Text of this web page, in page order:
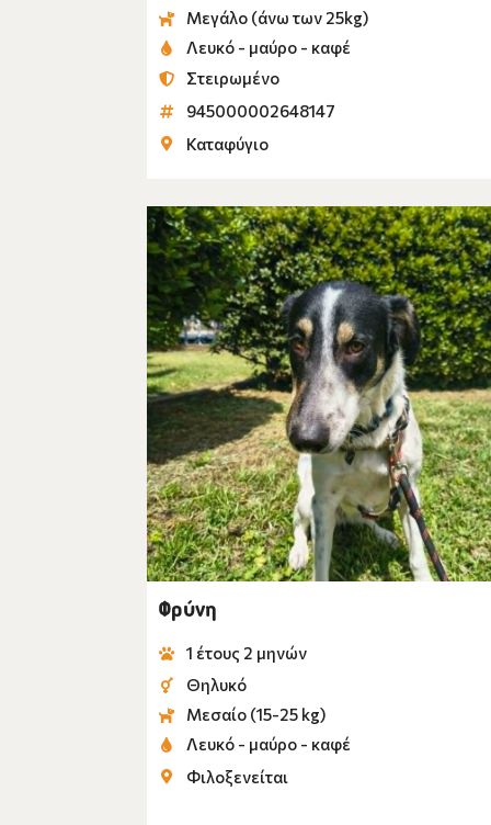
Μεγάλο (άνω των 25kg)
Λευκό - μαύρο - καφέ
Στειρωμένο
945000002648147
Καταφύγιο
Φρύνη
1 έτους 2 μηνών
Θηλυκό
Μεσαίο (15-25 kg)
Λευκό - μαύρο - καφέ
Φιλοξενείται